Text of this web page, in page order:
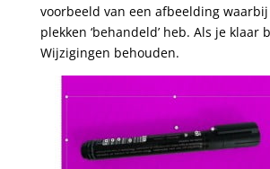
voorbeeld van een afbeelding
plekken ‘behandeld’ heb. Als je klaar
Wijzigingen behouden.